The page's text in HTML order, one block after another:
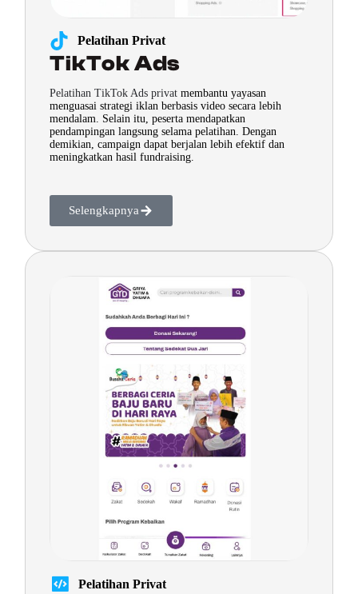
Pelatihan Privat
TikTok Ads
Pelatihan TikTok Ads privat membantu yayasan
menguasai strategi iklan berbasis video secara lebih
mendalam. Selain itu, peserta mendapatkan
pendampingan langsung selama pelatihan. Dengan
demikian, campaign dapat berjalan lebih efektif dan
meningkatkan hasil fundraising.
Selengkapnya
Pelatihan Privat